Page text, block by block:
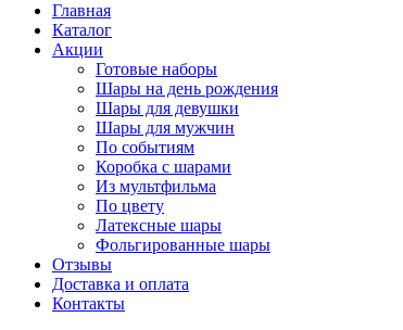
Главная
Каталог
Акции
Готовые наборы
Шары на день рождения
Шары для девушки
Шары для мужчин
По событиям
Коробка с шарами
Из мультфильма
По цвету
Латексные шары
Фольгированные шары
Отзывы
Доставка и оплата
Контакты